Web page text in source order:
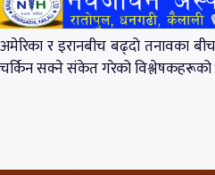
अमेरिका र इरानबीच बढ्दो तनावका
चर्किन सक्ने संकेत गरेको विश्लेषकहरूको